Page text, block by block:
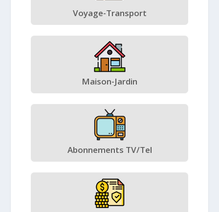
Voyage-Transport
Maison-Jardin
Abonnements TV/Tel